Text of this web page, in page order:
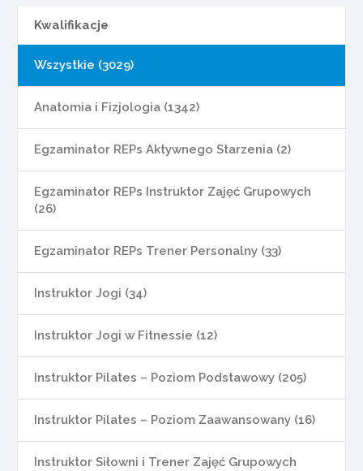
Kwalifikacje
Wszystkie (3029)
Anatomia i Fizjologia (1342)
Egzaminator REPs Aktywnego Starzenia (2)
Egzaminator REPs Instruktor Zajęć Grupowych
(26)
Egzaminator REPs Trener Personalny (33)
Instruktor Jogi (34)
Instruktor Jogi w Fitnessie (12)
Instruktor Pilates – Poziom Podstawowy (205)
Instruktor Pilates – Poziom Zaawansowany (16)
Instruktor Siłowni i Trener Zajęć Grupowych